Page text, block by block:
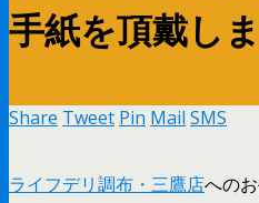
手紙を頂戴し
Share Tweet Pin Mail SMS
ライフデリ調布・三鷹店への